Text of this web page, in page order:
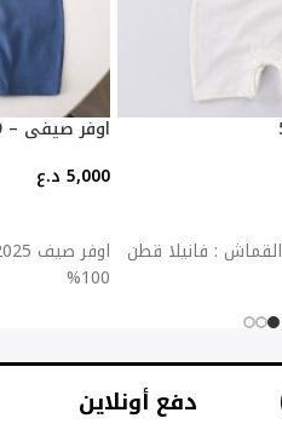
اوفر صيف 2025 القماش : فانيلا قطن
اوفر صيفي – 59
5,000 د.ع
100%
دفع أونلاين